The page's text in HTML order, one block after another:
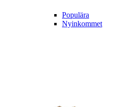
Populära
Nyinkommet